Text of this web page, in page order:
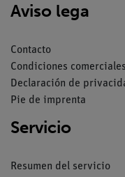
Aviso lega
Contacto
Condiciones
Declaración de
Pie de imprenta
Servicio
Resumen del servicio